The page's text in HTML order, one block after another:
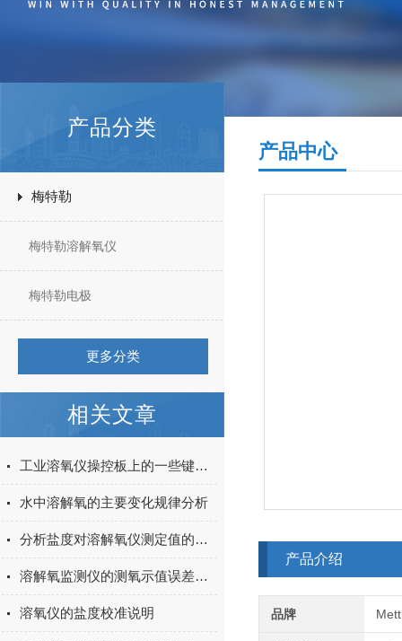
产品分类
梅特勒
梅特勒溶解氧仪
梅特勒电极
更多分类
相关文章
工业溶氧仪操控板上的一些键位说明
水中溶解氧的主要变化规律分析
分析盐度对溶解氧仪测定值的影响
溶解氧监测仪的测氧示值误差校准
溶氧仪的盐度校准说明
产品中心
产品介绍
品牌